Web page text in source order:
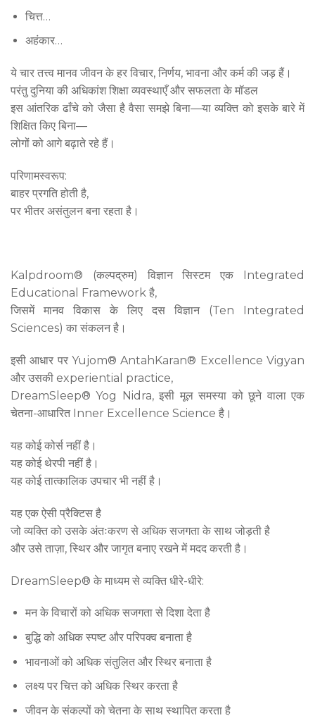
चित्त…
अहंकार…
ये चार तत्त्व मानव जीवन के हर विचार, निर्णय, भावना और कर्म की जड़ हैं।
परंतु दुनिया की अधिकांश शिक्षा व्यवस्थाएँ और सफलता के मॉडल
इस आंतरिक ढाँचे को जैसा है वैसा समझे बिना—या व्यक्ति को इसके बारे में
शिक्षित किए बिना—
लोगों को आगे बढ़ाते रहे हैं।
परिणामस्वरूप:
बाहर प्रगति होती है,
पर भीतर असंतुलन बना रहता है।
Kalpdroom® (कल्पद्रुम) विज्ञान सिस्टम एक Integrated
Educational Framework है,
जिसमें मानव विकास के लिए दस विज्ञान (Ten Integrated
Sciences) का संकलन है।
इसी आधार पर Yujom® AntahKaran® Excellence Vigyan
और उसकी experiential practice,
DreamSleep® Yog Nidra, इसी मूल समस्या को छूने वाला एक
चेतना-आधारित Inner Excellence Science है।
यह कोई कोर्स नहीं है।
यह कोई थेरपी नहीं है।
यह कोई तात्कालिक उपचार भी नहीं है।
यह एक ऐसी प्रैक्टिस है
जो व्यक्ति को उसके अंतःकरण से अधिक सजगता के साथ जोड़ती है
और उसे ताज़ा, स्थिर और जागृत बनाए रखने में मदद करती है।
DreamSleep® के माध्यम से व्यक्ति धीरे-धीरे:
मन के विचारों को अधिक सजगता से दिशा देता है
बुद्धि को अधिक स्पष्ट और परिपक्व बनाता है
भावनाओं को अधिक संतुलित और स्थिर बनाता है
लक्ष्य पर चित्त को अधिक स्थिर करता है
जीवन के संकल्पों को चेतना के साथ स्थापित करता है